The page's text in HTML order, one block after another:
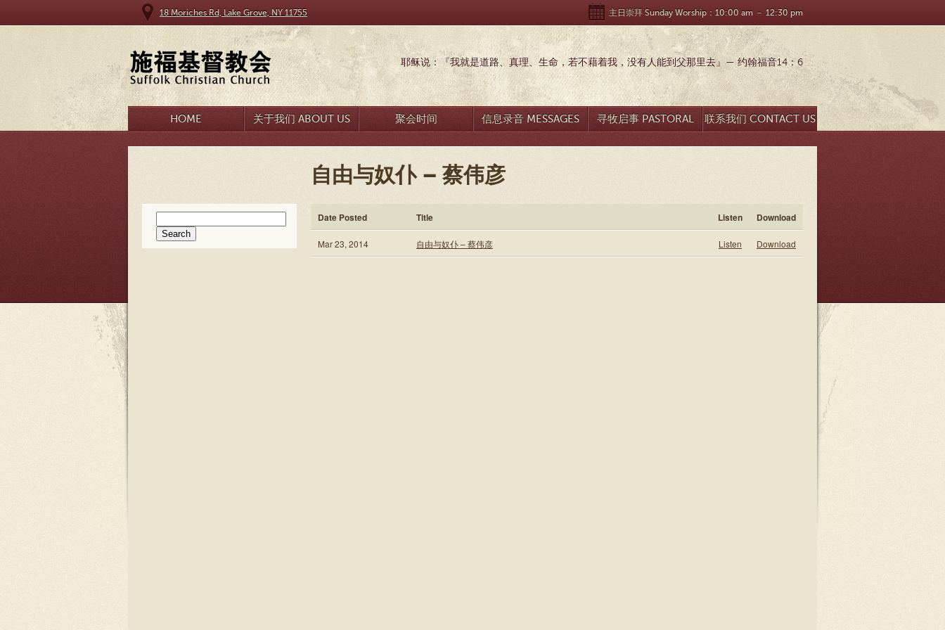
18 Moriches Rd, Lake Grove, NY 11755 主日崇拜 Sunday Worship：10:00 am － 12:30 pm
耶稣说：『我就是道路、真理、生命，若不藉着我，没有人能到父那里去』— 约翰福音14：6
HOME 关于我们 ABOUT US 聚会时间 信息录音 MESSAGES
寻牧启事 PASTORAL
SEARCH
联系我们 CONTACT US
自由与奴仆 – 蔡伟彦
for:
Date Posted Title Listen Download
Mar 23, 2014 自由与奴仆 – 蔡伟彦 Listen Download